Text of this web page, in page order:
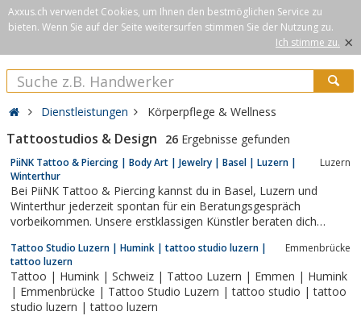
Axxus.ch verwendet Cookies, um Ihnen den bestmöglichen Service zu
bieten. Wenn Sie auf der Seite weitersurfen stimmen Sie der Nutzung zu.
Ich stimme zu. ×
Dienstleistungen Körperpflege & Wellness
Tattoostudios & Design 26 Ergebnisse gefunden
PiiNK Tattoo & Piercing | Body Art | Jewelry | Basel | Luzern |
Winterthur
Luzern
Bei PiiNK Tattoo & Piercing kannst du in Basel, Luzern und
Winterthur jederzeit spontan für ein Beratungsgespräch
vorbeikommen. Unsere erstklassigen Künstler beraten dich
Tattooentfernung. Darüber hinaus präsentieren sie dir gerne
unser breites und originelles Sortiment an...
Tattoo Studio Luzern | Humink | tattoo studio luzern |
tattoo luzern
Emmenbrücke
Tattoo | Humink | Schweiz | Tattoo Luzern | Emmen | Humink
| Emmenbrücke | Tattoo Studio Luzern | tattoo studio | tattoo
studio luzern | tattoo luzern